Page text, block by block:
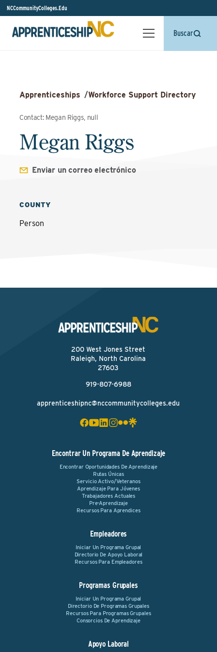
NCCommunityColleges.Edu
Buscar
Apprenticeships /Workforce Support Directory
Contact: Megan Riggs, null
Megan Riggs
Enviar un correo electrónico
COUNTY
Person
200 West Jones Street
Raleigh, North Carolina
27603
919-807-6988
apprenticeshipnc@nccommunitycolleges.edu
Encontrar Un Programa De Aprendizaje
Encontrar Oportunidades De Aprendizaje
Rutas Únicas
Servicio Activo/Veteranos
Aprendizaje Para Jóvenes
Trabajadores Actuales
Pre-Aprendizaje
Recursos Para Aprendices
Empleadores
Iniciar Un Programa Grupal
Directorio De Apoyo Laboral
Recursos Para Empleadores
Programas Grupales
Iniciar Un Programa Grupal
Directorio De Programas Grupales
Recursos Para Programas Grupales
Consorcios De Aprendizaje
Apoyo Laboral